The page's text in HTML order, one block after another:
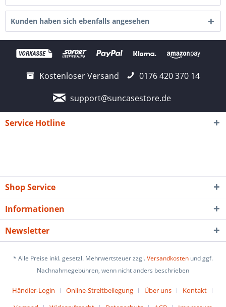
Kunden haben sich ebenfalls angesehen
Kostenloser Versand
0176 420 370 14
support@suncasestore.de
Service Hotline
Shop Service
Informationen
Newsletter
* Alle Preise inkl. gesetzl. Mehrwertsteuer zzgl.Versandkosten und ggf.
Nachnahmegebühren, wenn nicht anders beschrieben
Händler-Login Online-Streitbeilegung Über uns
Kontakt